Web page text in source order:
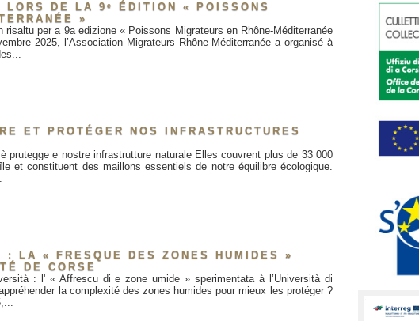
LORS DE LA 9ᵉ ÉDITION « POISSONS
»
risaltu per a 9a edizione « Poissons Migrateurs en Rhône-Méditerranée
2025, l’Association Migrateurs Rhône-Méditerranée a organisé à
ET PROTÉGER NOS INFRASTRUCTURES
prutegge e nostre infrastrutture naturale Elles couvrent plus de 33 000
et constituent des maillons essentiels de notre équilibre écologique.
: LA « FRESQUE DES ZONES HUMIDES »
DE CORSE
: l' « Affrescu di e zone umide » sperimentata à l’Università di
la complexité des zones humides pour mieux les protéger ?